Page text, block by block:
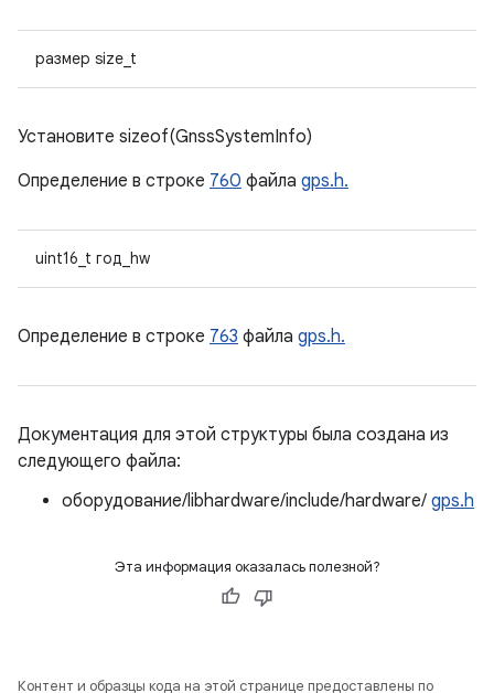
размер size_t
Установите sizeof(GnssSystemInfo)
Определение в строке 760 файла gps.h.
uint16_t год_hw
Определение в строке 763 файла gps.h.
Документация для этой структуры была создана из
следующего файла:
оборудование/libhardware/include/hardware/ gps.h
Эта информация оказалась полезной?
Контент и образцы кода на этой странице предоставлены по